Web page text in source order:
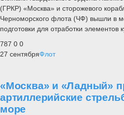
(ГРКР) «Москва» и сторожевого
Черноморского флота (ЧФ) вышли в
подготовки для отработки элементов
787 0 0
27 сентябряФлот
«Москва» и «Ладный»
артиллерийские
море